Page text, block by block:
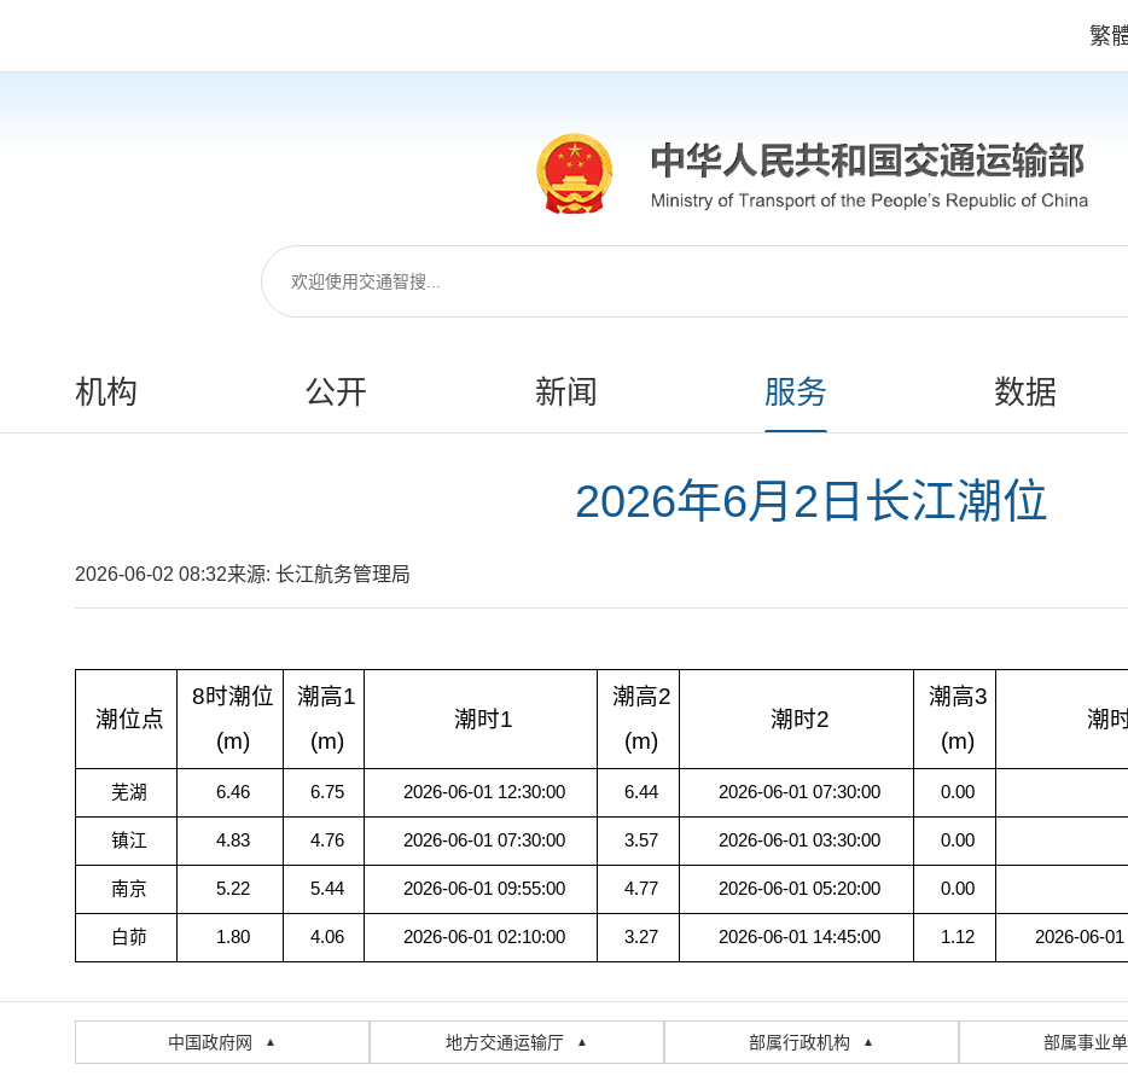
繁
机构 公开 新闻 服务 数据
2026年6月2日长江潮位
2026-06-02 08:32来源: 长江航务管理局
潮位点
8时潮位
(m)
潮高1
(m)
潮时1
潮高2
(m)
潮时2
潮高3
(m)
潮
芜湖 6.46 6.75 2026-06-01 12:30:00 6.44 2026-06-01 07:30:00 0.00
镇江 4.83 4.76 2026-06-01 07:30:00 3.57 2026-06-01 03:30:00 0.00
南京 5.22 5.44 2026-06-01 09:55:00 4.77 2026-06-01 05:20:00 0.00
白茆 1.80 4.06 2026-06-01 02:10:00 3.27 2026-06-01 14:45:00 1.12 2026-06-
中国政府网 ▲ 地方交通运输厅 ▲ 部属行政机构 ▲ 部属事业